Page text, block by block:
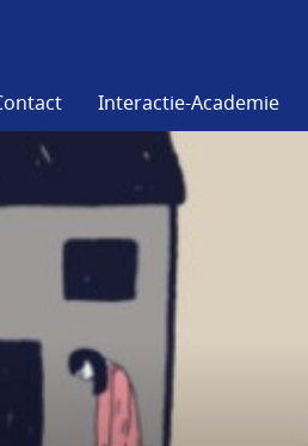
Interactie-Academie